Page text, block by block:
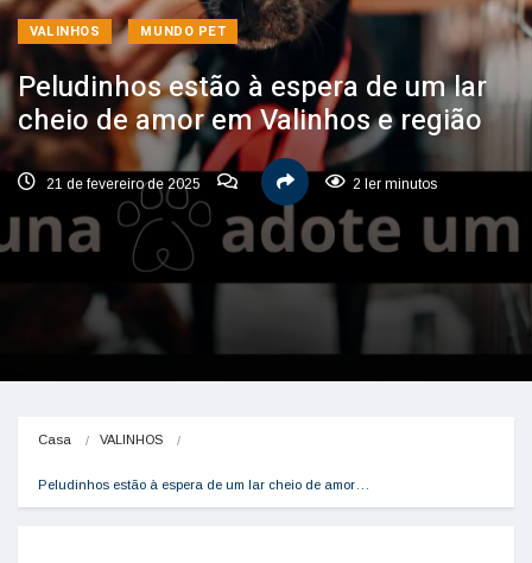
VALINHOS MUNDO PET
Peludinhos estão à espera de um lar
cheio de amor em Valinhos e região
21 de fevereiro de 2025 2 ler minutos
Casa VALINHOS
Peludinhos estão à espera de um lar cheio de amor…